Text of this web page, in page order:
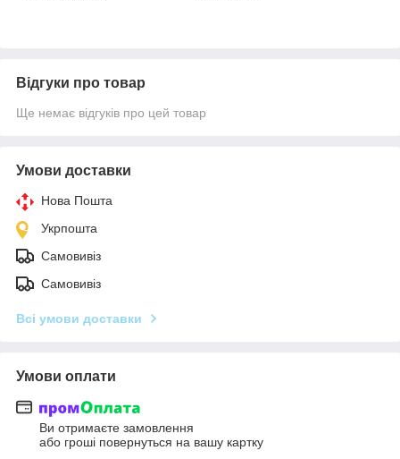
Відгуки про товар
Ще немає відгуків про цей товар
Умови доставки
Нова Пошта
Укрпошта
Самовивіз
Самовивіз
Всі умови доставки
Умови оплати
Ви отримаєте замовлення
або гроші повернуться на вашу картку